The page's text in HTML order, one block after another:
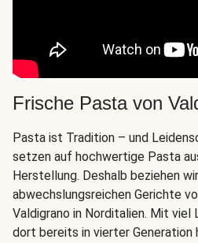
Frische Pasta von
Pasta ist Tradition – und
setzen auf hochwertige Pasta
Herstellung. Deshalb beziehen
abwechslungsreichen Gerichte
Valdigrano in Norditalien. Mit
dort bereits in vierter Generation